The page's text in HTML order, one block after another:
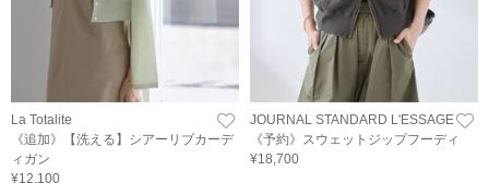
La Totalite
《追加》【洗える】シアーリブカーデ
ィガン
¥12,100
JOURNAL STANDARD L'ESSAGE
《予約》スウェットジップフーディ
¥18,700